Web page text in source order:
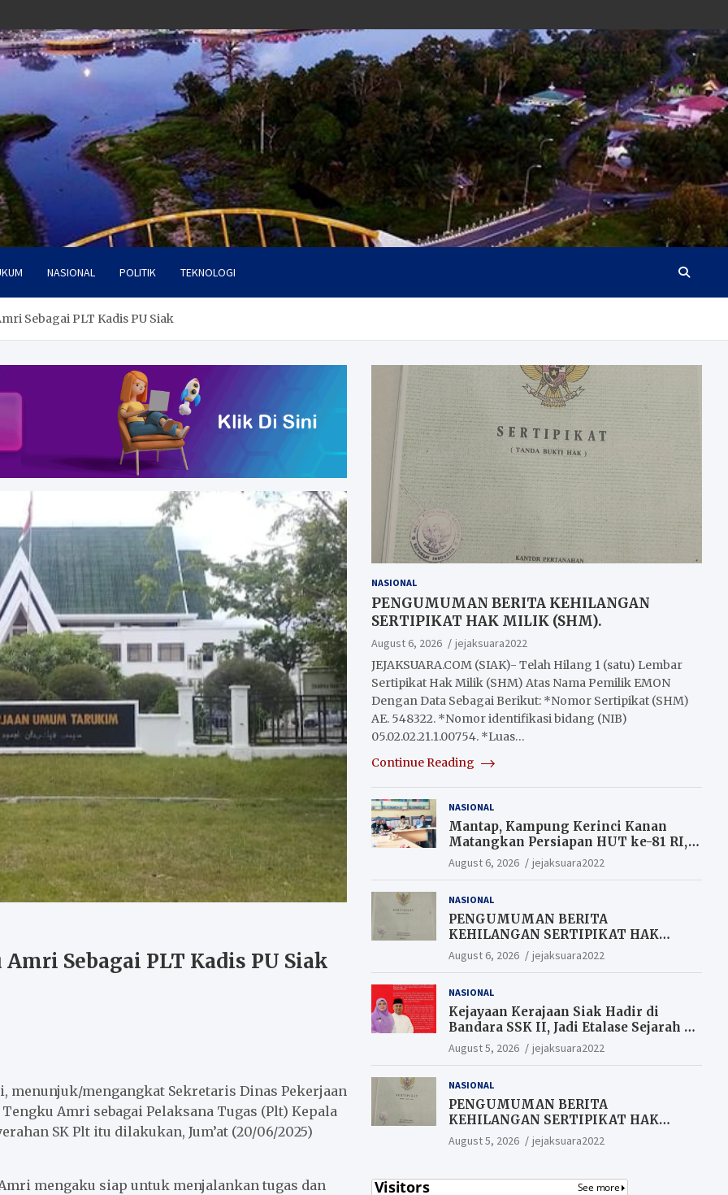
NASIONAL POLITIK TEKNOLOGI
Sebagai PLT Kadis PU Siak
Sebagai PLT Kadis PU Siak
menunjuk/mengangkat Sekretaris Dinas Pekerjaan
Amri sebagai Pelaksana Tugas (Plt) Kepala
SK Plt itu dilakukan, Jum’at (20/06/2025)
mengaku siap untuk menjalankan tugas dan
NASIONAL
PENGUMUMAN BERITA KEHILANGAN
SERTIPIKAT HAK MILIK (SHM).
August 6, 2026
jejaksuara2022
JEJAKSUARA.COM (SIAK)- Telah Hilang 1 (satu) Lembar
Sertipikat Hak Milik (SHM) Atas Nama Pemilik EMON
Dengan Data Sebagai Berikut: *Nomor Sertipikat (SHM)
AE. 548322. *Nomor identifikasi bidang (NIB)
05.02.02.21.1.00754. *Luas…
Continue Reading
NASIONAL
Mantap, Kampung Kerinci Kanan
Matangkan Persiapan HUT ke-81 RI,
Warga yang ikut Upacara
Berkesempatan Raih Hadiah
August 6, 2026 jejaksuara2022
NASIONAL
PENGUMUMAN BERITA
KEHILANGAN SERTIPIKAT HAK
MILIK (SHM).
August 6, 2026 jejaksuara2022
NASIONAL
Kejayaan Kerajaan Siak Hadir di
Bandara SSK II, Jadi Etalase Sejarah di
Gerbang Riau
August 5, 2026 jejaksuara2022
NASIONAL
PENGUMUMAN BERITA
KEHILANGAN SERTIPIKAT HAK
MILIK (SHM).
August 5, 2026 jejaksuara2022